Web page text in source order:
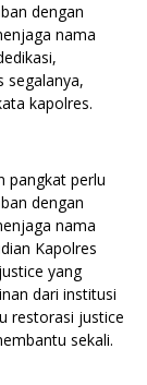
dengan
nama
segalanya,
kapolres.
pangkat perlu
dengan
nama
Kapolres
yang
dari institusi
restorasi justice
sekali.